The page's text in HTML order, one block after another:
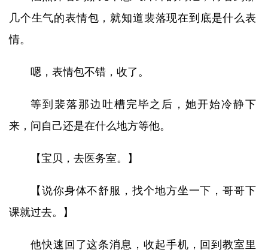
几个生气的表情包，就知道裴落现在到底是什么表
情。
嗯，表情包不错，收了。
等到裴落那边吐槽完毕之后，她开始冷静下
来，问自己还是在什么地方等他。
【宝贝，去医务室。】
【说你身体不舒服，找个地方坐一下，哥哥下
课就过去。】
他快速回了这条消息，收起手机，回到教室里